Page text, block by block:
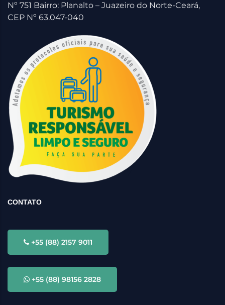
Nº 751 Bairro: Planalto – Juazeiro do Norte-Ceará,
CEP Nº 63.047-040
CONTATO
+55 (88) 2157 9011
+55 (88) 98156 2828